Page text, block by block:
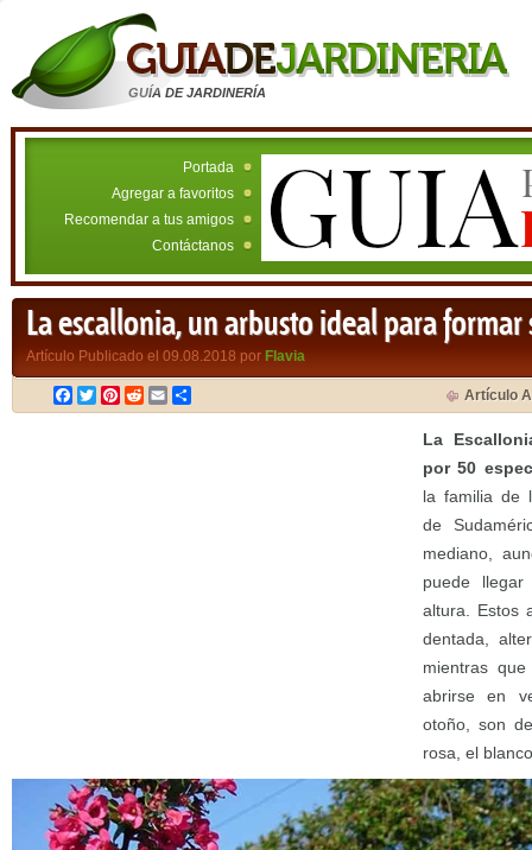
GUÍA DE JARDINERÍA
Portada
Agregar a favoritos
Recomendar a tus amigos
Contáctanos
La escallonia, un arbusto ideal para formar
Artículo Publicado el 09.08.2018 por Flavia
Facebook
TwitterPinterest
RedditEmail Artículo
La
por 50
la familia de
de
mediano,
puede
altura. Estos
dentada,
mientras
abrirse en
otoño, son
rosa, el